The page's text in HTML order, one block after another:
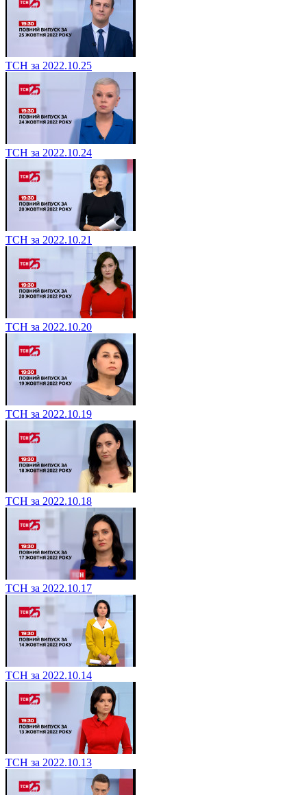
ТСН за 2022.10.25
ТСН за 2022.10.24
ТСН за 2022.10.21
ТСН за 2022.10.20
ТСН за 2022.10.19
ТСН за 2022.10.18
ТСН за 2022.10.17
ТСН за 2022.10.14
ТСН за 2022.10.13